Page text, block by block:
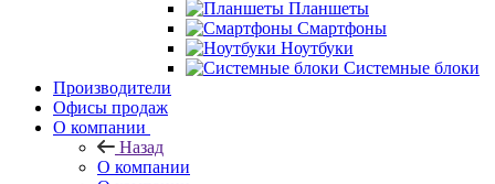
Планшеты
Смартфоны
Ноутбуки
Системные блоки
Производители
Офисы продаж
О компании
Назад
О компании